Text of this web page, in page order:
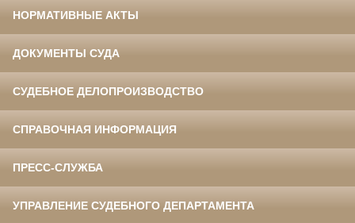
НОРМАТИВНЫЕ АКТЫ
ДОКУМЕНТЫ СУДА
СУДЕБНОЕ ДЕЛОПРОИЗВОДСТВО
СПРАВОЧНАЯ ИНФОРМАЦИЯ
ПРЕСС-СЛУЖБА
УПРАВЛЕНИЕ СУДЕБНОГО ДЕПАРТАМЕНТА